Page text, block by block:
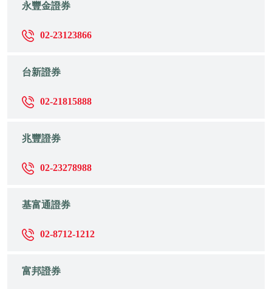
永豐金證券
02-23123866
台新證券
02-21815888
兆豐證券
02-23278988
基富通證券
02-8712-1212
富邦證券